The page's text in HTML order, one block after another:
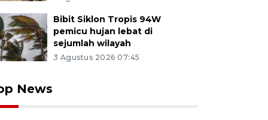
Bibit Siklon Tropis 94W
pemicu hujan lebat di
sejumlah wilayah
3 Agustus 2026 07:45
News